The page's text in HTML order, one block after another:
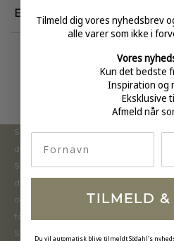
Egenskaber
Södahl ønsker at tilbyde en
der inspirerer forbrugerne til at
Sortimentet opdateres løbende
designet i henhold til tidens
og mode. Södahls historie og
for tekstilproduktion gør, at vi
Södahl får man et moderne
Tilmeld dig vores nyhedsbrev
alle varer som ikke i
Vores
Kun det bedste
Inspiration og
Eksklusive
Afmeld når
TILMELD &
Du vil automatisk blive tilmeldt Södahl's